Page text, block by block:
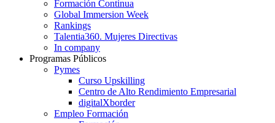
Formación Continua
Global Immersion Week
Rankings
Talentia360. Mujeres Directivas
In company
Programas Públicos
Pymes
Curso Upskilling
Centro de Alto Rendimiento Empresarial
digitalXborder
Empleo Formación